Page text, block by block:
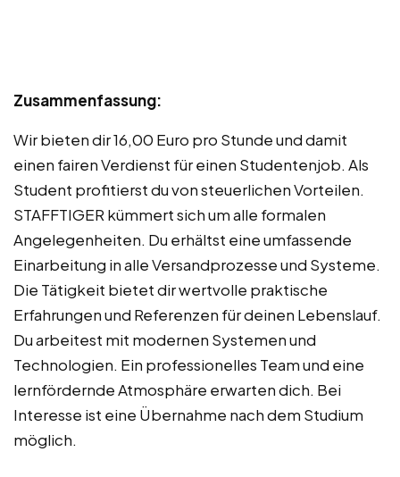
Zusammenfassung:
Wir bieten dir 16,00 Euro pro Stunde und damit
einen fairen Verdienst für einen Studentenjob. Als
Student profitierst du von steuerlichen Vorteilen.
STAFFTIGER kümmert sich um alle formalen
Angelegenheiten. Du erhältst eine umfassende
Einarbeitung in alle Versandprozesse und Systeme.
Die Tätigkeit bietet dir wertvolle praktische
Erfahrungen und Referenzen für deinen Lebenslauf.
Du arbeitest mit modernen Systemen und
Technologien. Ein professionelles Team und eine
lernfördernde Atmosphäre erwarten dich. Bei
Interesse ist eine Übernahme nach dem Studium
möglich.